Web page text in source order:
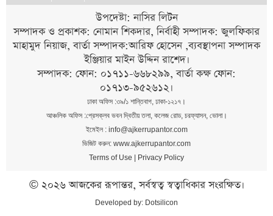
উপদেষ্টা: নাসির লিটন
সম্পাদক ও প্রকাশক: নোমান শিকদার, নির্বাহী সম্পাদক: জুলফিকার
মাহামুদ নিয়াজ, বার্তা সম্পাদক:আরিফ হোসেন ,ব্যবস্থাপনা সম্পাদক
ইঞ্জিয়ার মাইন উদ্দিন রাশেদ।
সম্পাদক: ফোন: ০১৭১১-৬৬৮২৯৯, বার্তা কক্ষ ফোন:
০১৭১৩-৯৫২৬১২।
ঢাকা অফিস :৩৯/১ শান্তিবাগ, ঢাকা-১২১৭।
আঞ্চলিক অফিস :প্রেসক্লব ভবন দ্বিতীয় তলা, কলেজ রোড, চরফ্যাসন, ভোলা।
ইমেইল : info@ajkerrupantor.com
ভিজিট করুন: www.ajkerrupantor.com
Terms of Use | Privacy Policy
© ২০২৬ আজকের রূপান্তর, সর্বস্বত্ব স্বত্বাধিকার সংরক্ষিত।
Developed by: Dotsilicon